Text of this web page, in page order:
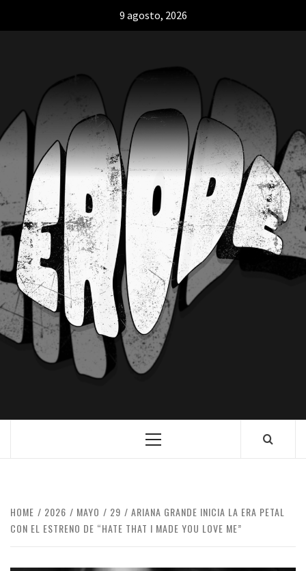
9 agosto, 2026
HOME 2026 MAYO 29
ARIANA GRANDE INICIA LA ERA PETAL
CON EL ESTRENO DE “HATE THAT I MADE YOU LOVE ME”